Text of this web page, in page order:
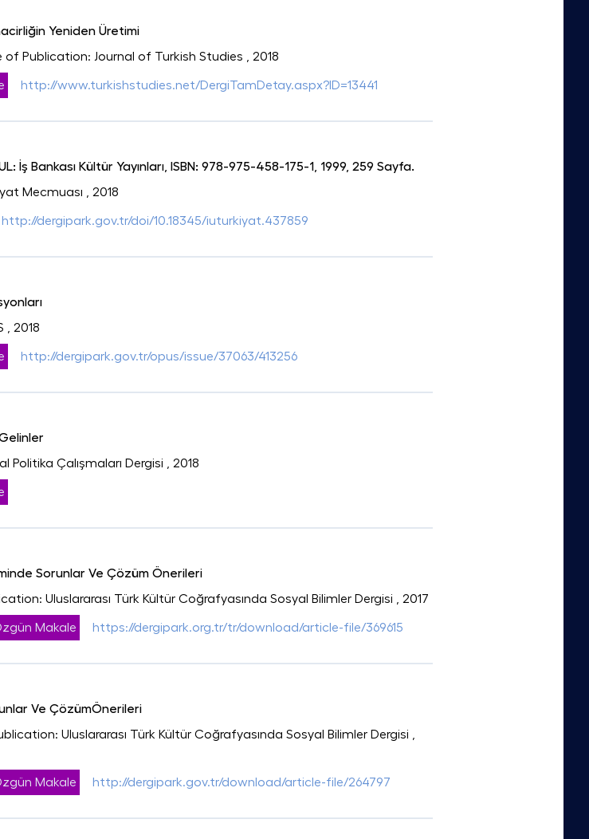
Yeniden Üretimi
of Publication: Journal of Turkish Studies , 2018
http://www.turkishstudies.net/DergiTamDetay.aspx?ID=13441
İş Bankası Kültür Yayınları, ISBN: 978-975-458-175-1, 1999, 259 Sayfa.
Mecmuası , 2018
http://dergipark.gov.tr/doi/10.18345/iuturkiyat.437859
, 2018
http://dergipark.gov.tr/opus/issue/37063/413256
Politika Çalışmaları Dergisi , 2018
Sorunlar Ve Çözüm Önerileri
Uluslararası Türk Kültür Coğrafyasında Sosyal Bilimler Dergisi , 2017
Makale https://dergipark.org.tr/tr/download/article-file/369615
Ve ÇözümÖnerileri
Uluslararası Türk Kültür Coğrafyasında Sosyal Bilimler Dergisi
Makale http://dergipark.gov.tr/download/article-file/264797